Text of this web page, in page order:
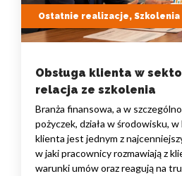
Ostatnie realizacje, Szkolenia
Obsługa klienta w
relacja ze szkolenia
Branża finansowa, a w
pożyczek, działa w środowisku,
klienta jest jednym z
w jaki pracownicy rozmawiają z
warunki umów oraz reagują na